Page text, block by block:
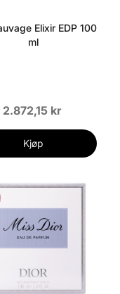
Elixir EDP 100
ml
2.872,15 kr
Kjøp